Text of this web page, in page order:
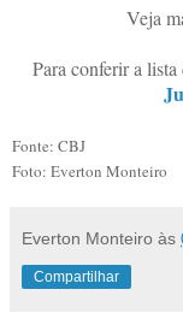
Veja
Para conferir a
Fonte: CBJ
Foto: Everton Monteiro
Everton Monteiro às
Compartilhar